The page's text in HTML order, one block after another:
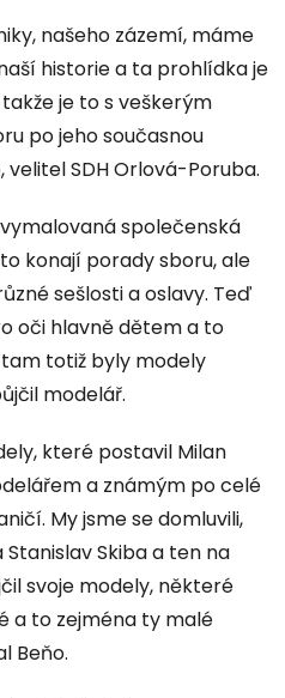
našeho zázemí, máme
historie a ta prohlídka je
je to s veškerým
po jeho současnou
velitel SDH Orlová-Poruba.
společenská
konají porady sboru, ale
sešlosti a oslavy. Teď
oči hlavně dětem a to
totiž byly modely
modelář.
které postavil Milan
a známým po celé
My jsme se domluvili,
Skiba a ten na
svoje modely, některé
a to zejména ty malé
Beňo.